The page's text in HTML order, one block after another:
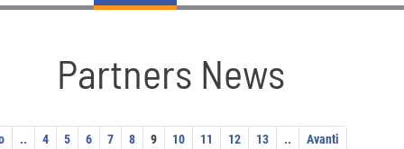
Partners News
.. 4 5 6 7 8 9 10 11 12 13 .. Avanti